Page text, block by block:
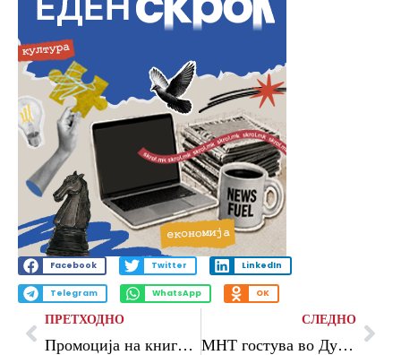
Facebook Twitter LinkedIn
Telegram WhatsApp OK
ПРЕТХОДНО
Промоција на книгата „Од Црвенкапа до Џинџуџе“ од Весна Мојсова – Чепишевска во КИЦ Скопје
СЛЕДНО
МНТ гостува во Дубровник со култната претстава „12“